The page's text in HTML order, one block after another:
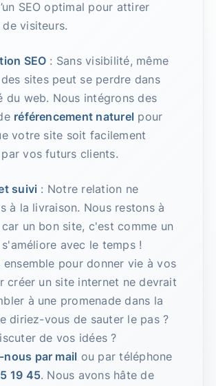
SEO optimal pour attirer
visiteurs.
SEO : Sans visibilité, même
sites peut se perdre dans
du web. Nous intégrons des
référencement naturel pour
votre site soit facilement
vos futurs clients.
suivi : Notre relation ne
à la livraison. Nous restons à
un bon site, c'est comme un
avec le temps !
ensemble pour donner vie à vos
créer un site internet ne devrait
à une promenade dans la
diriez-vous de sauter le pas ?
de vos idées ?
par mail ou par téléphone
19 45. Nous avons hâte de